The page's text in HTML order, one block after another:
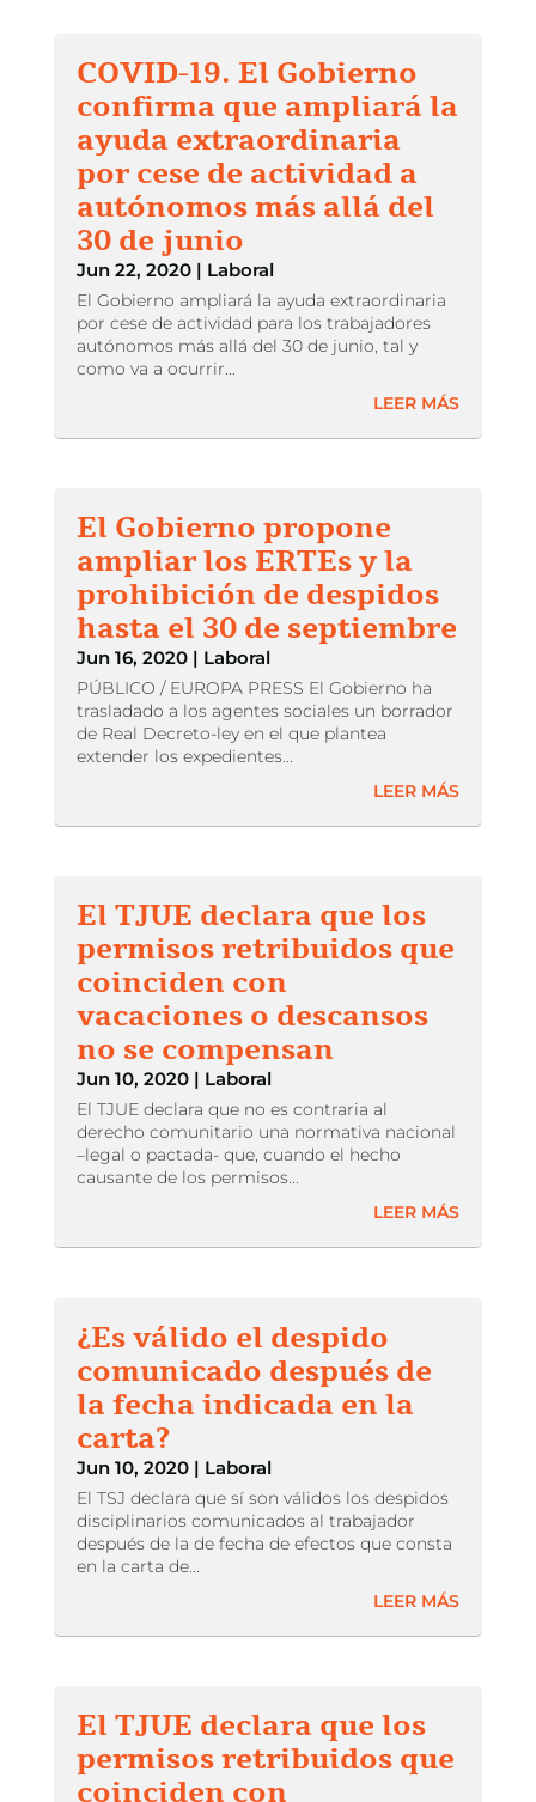
COVID-19. El Gobierno
confirma que ampliará la
ayuda extraordinaria
por cese de actividad a
autónomos más allá del
30 de junio
Jun 22, 2020| Laboral
El Gobierno ampliará la ayuda extraordinaria
por cese de actividad para los trabajadores
autónomos más allá del 30 de junio, tal y
como va a ocurrir...
LEER MÁS
El Gobierno propone
ampliar los ERTEs y la
prohibición de despidos
hasta el 30 de septiembre
Jun 16, 2020| Laboral
PÚBLICO / EUROPA PRESS El Gobierno ha
trasladado a los agentes sociales un borrador
de Real Decreto-ley en el que plantea
extender los expedientes...
LEER MÁS
El TJUE declara que los
permisos retribuidos que
coinciden con
vacaciones o descansos
no se compensan
Jun 10, 2020| Laboral
El TJUE declara que no es contraria al
derecho comunitario una normativa nacional
–legal o pactada- que, cuando el hecho
causante de los permisos...
LEER MÁS
¿Es válido el despido
comunicado después de
la fecha indicada en la
carta?
Jun 10, 2020| Laboral
El TSJ declara que sí son válidos los despidos
disciplinarios comunicados al trabajador
después de la de fecha de efectos que consta
en la carta de...
LEER MÁS
El TJUE declara que los
permisos retribuidos que
coinciden con